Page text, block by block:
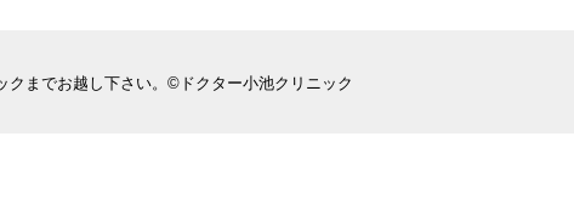
までお越し下さい。©ドクター小池クリニック